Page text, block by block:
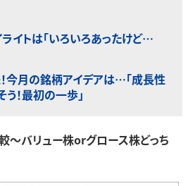
イトは「いろいろあったけど…
今月の銘柄アイデアは…「成長性
！最初の一歩」
～バリュー株orグロース株どっち